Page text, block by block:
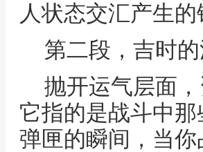
人状态交汇产生的
第二段，吉时
抛开运气层面
它指的是战斗中
弹匣的瞬间，当